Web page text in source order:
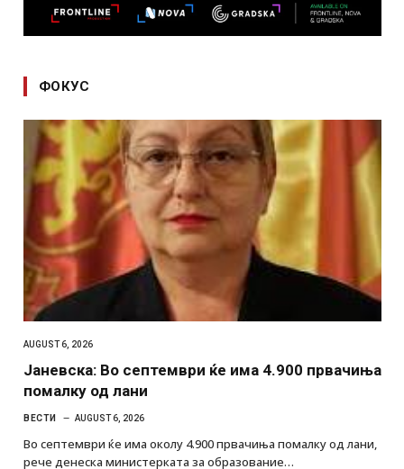
ФОКУС
AUGUST 6, 2026
Јаневска: Во септември ќе има 4.900 првачиња
помалку од лани
ВЕСТИ AUGUST 6, 2026
Во септември ќе има околу 4.900 првачиња помалку од лани,
рече денеска министерката за образование…